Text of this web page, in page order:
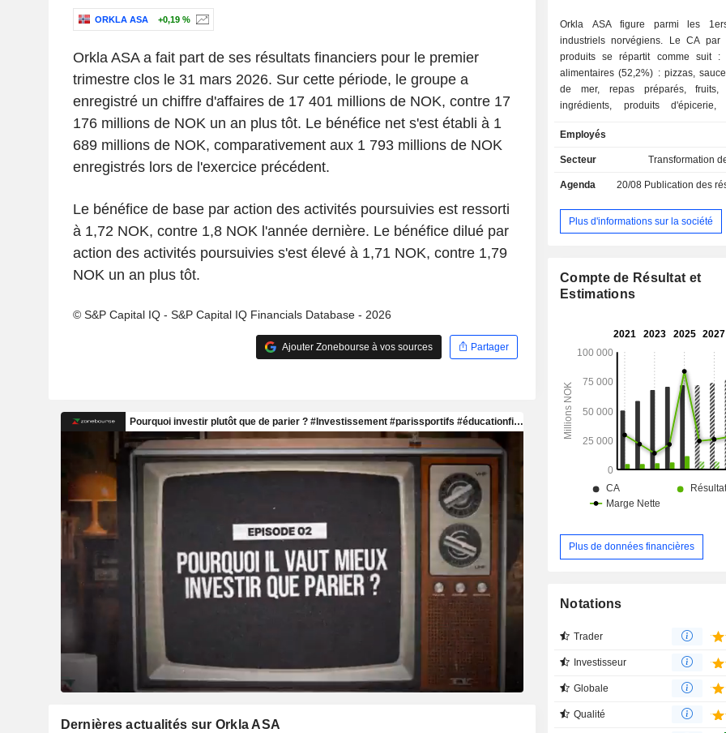
ORKLA ASA +0,19 %
Orkla ASA a fait part de ses résultats financiers pour le premier
trimestre clos le 31 mars 2026. Sur cette période, le groupe a
enregistré un chiffre d'affaires de 17 401 millions de NOK, contre 17
176 millions de NOK un an plus tôt. Le bénéfice net s'est établi à 1
689 millions de NOK, comparativement aux 1 793 millions de NOK
enregistrés lors de l'exercice précédent.
Le bénéfice de base par action des activités poursuivies est ressorti
à 1,72 NOK, contre 1,8 NOK l'année dernière. Le bénéfice dilué par
action des activités poursuivies s'est élevé à 1,71 NOK, contre 1,79
NOK un an plus tôt.
© S&P Capital IQ - S&P Capital IQ Financials Database - 2026
Ajouter Zonebourse à vos sources Partager
Dernières actualités sur Orkla ASA
Orkla ASA figure parmi les
industriels norvégiens. Le CA par
produits se répartit comme suit : -
alimentaires (52,2%) : pizzas,
de mer, repas préparés, fruits,
ingrédients, produits
santé et de nutrition (12,3%) ; - produits de soins
personnels et d'entretien (6%) :
d'hygiène personnelle, produits
etc. La répartition géographique du CA est la
suivante : Norvège (19,1%),
Employés
Secteur Transformation
Agenda 20/08 Publication des résultats
Plus d'informations sur la société
Compte de Résultat et
Estimations
Plus de données financières
Notations
Trader
Investisseur
Globale
Qualité